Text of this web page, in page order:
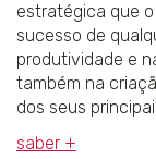
estratégica que
sucesso de
produtividade e
também na
dos seus
saber +